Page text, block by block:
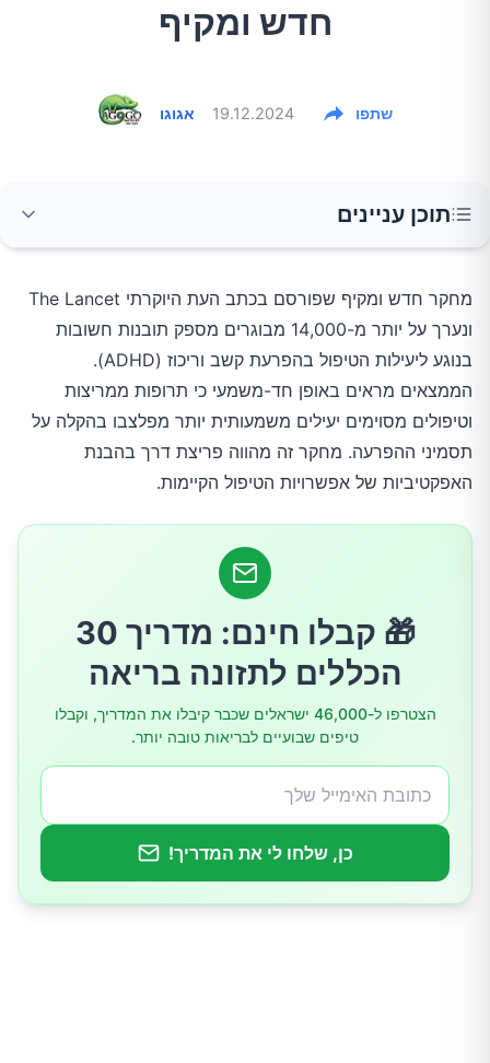
חדש ומקיף
אגוגו 19.12.2024 שתפו
תוכן עניינים
ממצאי המחקר העיקריים
סוגי הטיפולים היעילים
טיפולים פסיכולוגיים
מחקר חדש ומקיף שפורסם בכתב העת היוקרתי The Lancet
ונערך על יותר מ-14,000 מבוגרים מספק תובנות חשובות
בנוגע ליעילות הטיפול בהפרעת קשב וריכוז (ADHD).
הממצאים מראים באופן חד-משמעי כי תרופות ממריצות
וטיפולים מסוימים יעילים משמעותית יותר מפלצבו בהקלה על
תסמיני ההפרעה. מחקר זה מהווה פריצת דרך בהבנת
האפקטיביות של אפשרויות הטיפול הקיימות.
🎁 קבלו חינם: מדריך 30
הכללים לתזונה בריאה
הצטרפו ל-46,000 ישראלים שכבר קיבלו את המדריך, וקבלו
טיפים שבועיים לבריאות טובה יותר.
כן, שלחו לי את המדריך!